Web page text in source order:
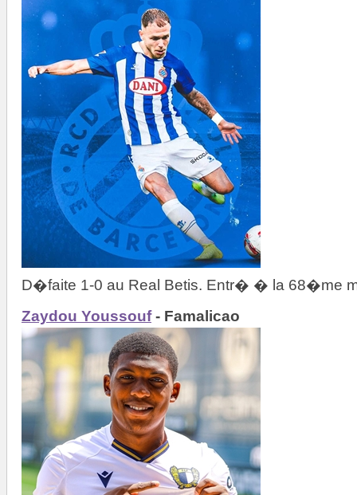
D�faite 1-0 au Real Betis. Entr� � la 68�me
Zaydou Youssouf- Famalicao